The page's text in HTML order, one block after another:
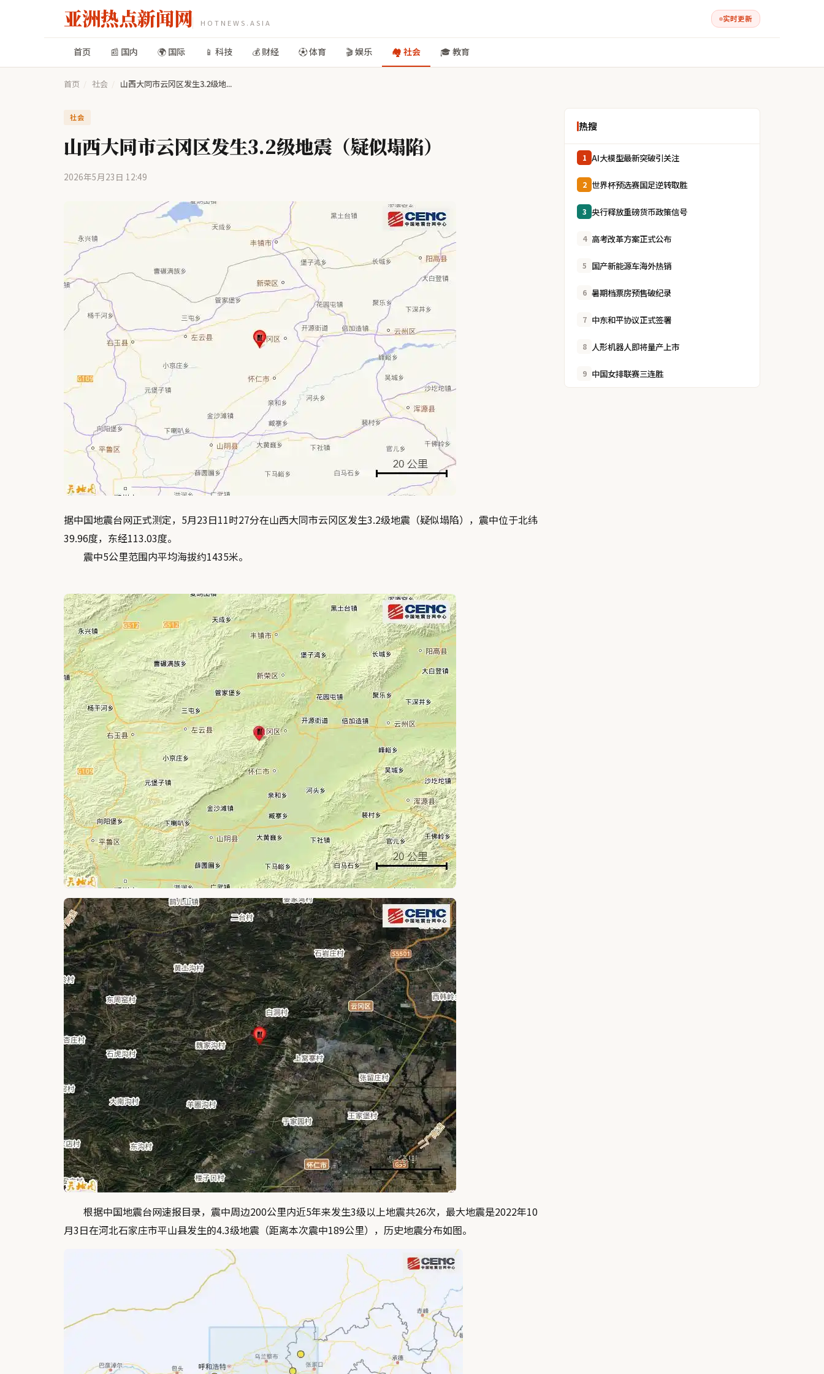
亚洲热点新闻网 HOTNEWS.ASIA 实时更新
首页 📰 国内 🌍 国际 📱 科技 💰 财经 ⚽ 体育 🎬 娱乐 🏘️ 社会 🎓 教育
首页 社会 山西大同市云冈区发生3.2级地...
社会
山西大同市云冈区发生3.2级地震（疑似塌陷）
2026年5月23日 12:49
据中国地震台网正式测定，5月23日11时27分在山西大同市云冈区发生3.2级地震（疑似塌陷），震中位于北纬
39.96度，东经113.03度。
震中5公里范围内平均海拔约1435米。
根据中国地震台网速报目录，震中周边200公里内近5年来发生3级以上地震共26次，最大地震是2022年10
月3日在河北石家庄市平山县发生的4.3级地震（距离本次震中189公里），历史地震分布如图。
热搜
1 AI大模型最新突破引关注
2 世界杯预选赛国足逆转取胜
3 央行释放重磅货币政策信号
4 高考改革方案正式公布
5 国产新能源车海外热销
6 暑期档票房预售破纪录
7 中东和平协议正式签署
8 人形机器人即将量产上市
9 中国女排联赛三连胜